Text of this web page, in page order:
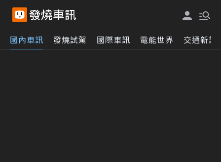
國內車訊 發燒試駕 國際車訊 電能世界 交通新訊